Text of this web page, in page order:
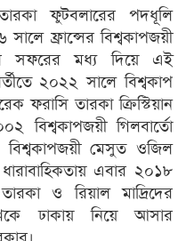
ফুটবলারের পদধূলি
ফ্রান্সের বিশ্বকাপজয়ী
সফরের মধ্য দিয়ে এই
২০২২ সালে বিশ্বকাপ
ফরাসি তারকা ক্রিস্টিয়ান
বিশ্বকাপজয়ী গিলবার্তো
বিশ্বকাপজয়ী মেসুত ওজিল
এবার ২০১৮
ও রিয়াল মাদ্রিদের
ঢাকায় নিয়ে আসার